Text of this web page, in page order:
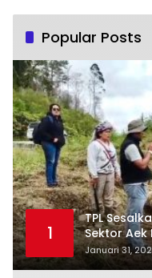
Popular Posts
1
TPL
Sektor Aek
Januari 31,